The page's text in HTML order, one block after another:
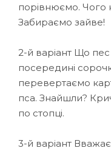
порівнюємо. Чого
Забираємо зайве!
2-й варіант Що
посередині
перевертаємо
пса. Знайшли?
по стопці.
3-й варіант